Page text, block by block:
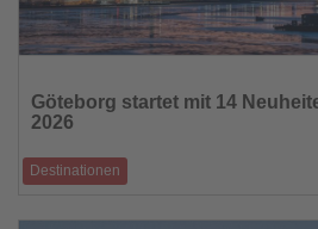
die
Nachrichten
Göteborg startet mit 14
2026
Destinationen
nachhaltige Küstenmetropole noc